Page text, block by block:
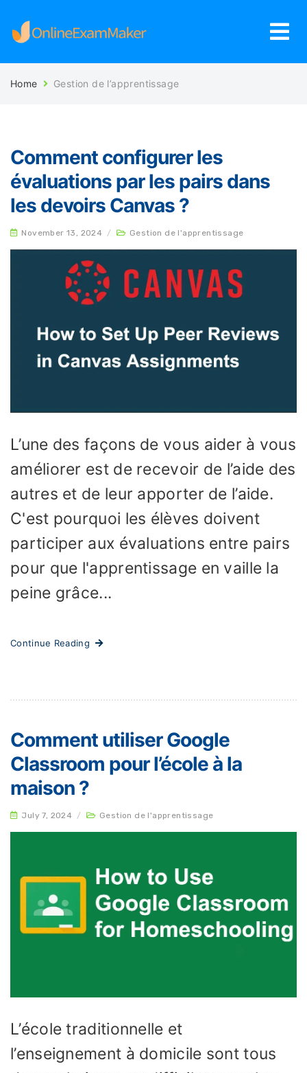
Home Gestion de l’apprentissage
Comment configurer les
évaluations par les pairs dans
les devoirs Canvas ?
November 13, 2024 / Gestion de l'apprentissage
L’une des façons de vous aider à vous
améliorer est de recevoir de l’aide des
autres et de leur apporter de l’aide.
C'est pourquoi les élèves doivent
participer aux évaluations entre pairs
pour que l'apprentissage en vaille la
peine grâce...
Continue Reading
Comment utiliser Google
Classroom pour l’école à la
maison ?
July 7, 2024 / Gestion de l'apprentissage
L’école traditionnelle et
l’enseignement à domicile sont tous